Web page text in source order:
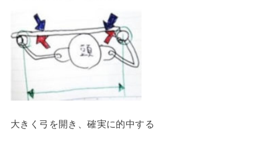
大きく弓を開き、確実に的中する